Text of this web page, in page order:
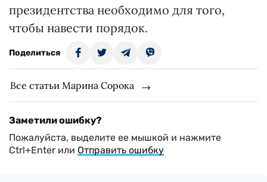
президентства необходимо для того,
чтобы навести порядок.
Поделиться
Все статьи Марина Сорока
Заметили ошибку?
Пожалуйста, выделите ее мышкой и нажмите
Ctrl+Enter или Отправить ошибку